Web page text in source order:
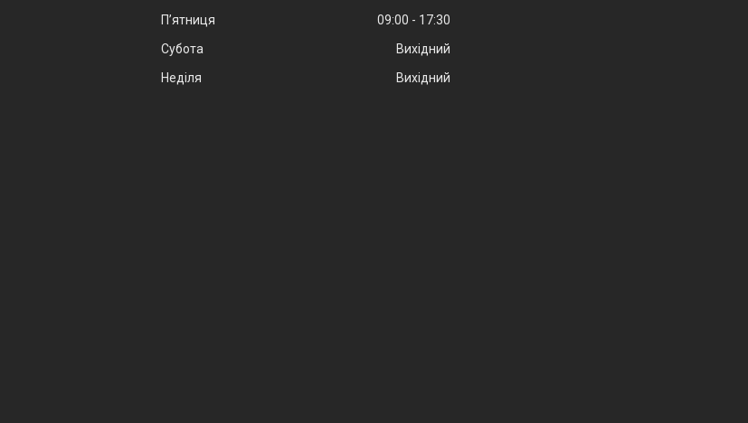
Пʼятниця
09:00
17:30
Субота
Вихідний
Неділя
Вихідний